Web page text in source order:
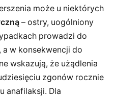
może u niektórych
– ostry, uogólniony
prowadzi do
w konsekwencji do
wskazują, że użądlenia
zgonów rocznie
anafilaksji. Dla